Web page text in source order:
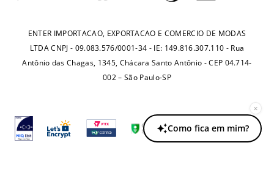
ENTER IMPORTACAO, EXPORTACAO E COMERCIO DE MODAS
LTDA CNPJ - 09.083.576/0001-34 - IE: 149.816.307.110 - Rua
Antônio das Chagas, 1345, Chácara Santo Antônio - CEP 04.714-
002 – São Paulo-SP
×
Como fica em mim?